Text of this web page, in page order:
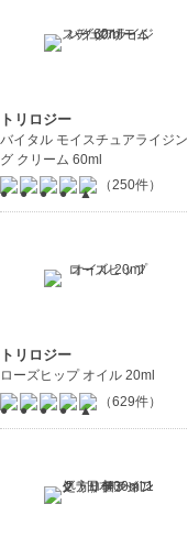
トリロジー
バイタル モイスチュアライジン
グ クリーム 60ml
（250件）
トリロジー
ローズヒップ オイル 20ml
（629件）